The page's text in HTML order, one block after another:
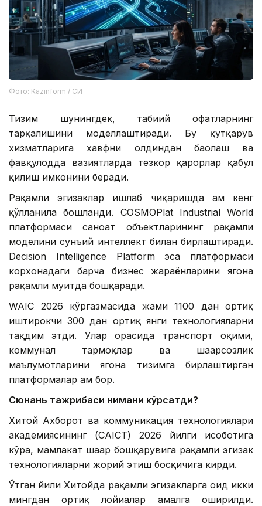
Фото: Kazinform / СИ
Тизим шунингдек, табиий офатларнинг
тарқалишини моделлаштиради. Бу қутқарув
хизматларига хавфни олдиндан баҳолаш ва
фавқулодда вазиятларда тезкор қарорлар қабул
қилиш имконини беради.
Рақамли эгизаклар ишлаб чиқаришда ҳам кенг
қўлланила бошланди. COSMOPlat Industrial World
платформаси саноат объектларининг рақамли
моделини сунъий интеллект билан бирлаштиради.
Decision Intelligence Platform эса платформаси
корхонадаги барча бизнес жараёнларини ягона
рақамли муҳитда бошқаради.
WAIC 2026 кўргазмасида жами 1100 дан ортиқ
иштирокчи 300 дан ортиқ янги технологияларни
тақдим этди. Улар орасида транспорт оқими,
коммунал тармоқлар ва шаҳарсозлик
маълумотларини ягона тизимга бирлаштирган
платформалар ҳам бор.
Сюнань тажрибаси нимани кўрсатди?
Хитой Ахборот ва коммуникация технологиялари
академиясининг (CAICT) 2026 йилги ҳисоботига
кўра, мамлакат шаҳар бошқарувига рақамли эгизак
технологияларни жорий этиш босқичига кирди.
Ўтган йили Хитойда рақамли эгизакларга оид икки
мингдан ортиқ лойиҳалар амалга оширилди.